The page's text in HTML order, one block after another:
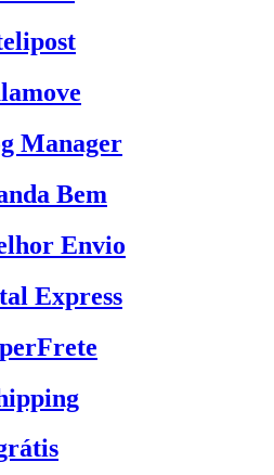
Manager
Bem
Envio
Express